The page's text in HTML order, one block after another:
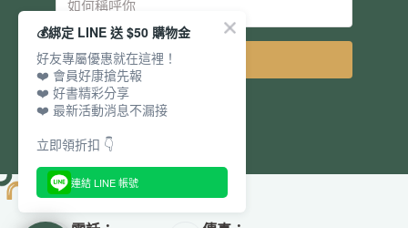
💰綁定 LINE 送 $50 購物金
好友專屬優惠就在這裡！
❤️ 會員好康搶先報
❤️ 好書精彩分享
❤️ 最新活動消息不漏接
立即領折扣 👇
連結 LINE 帳號